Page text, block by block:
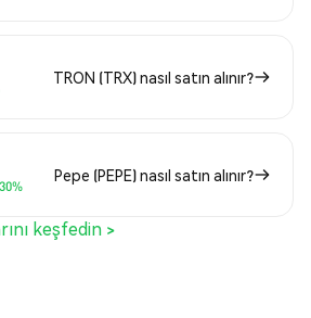
TRON (TRX) nasıl satın alınır?
Pepe (PEPE) nasıl satın alınır?
keşfedin >